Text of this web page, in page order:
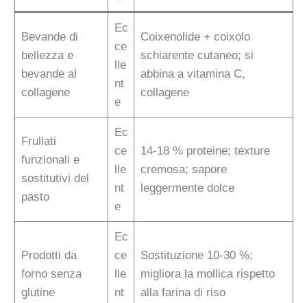
Bevande di
bellezza e
bevande al
collagene
Ec
ce
lle
nt
e
Coixenolide + coixolo
schiarente cutaneo; si
abbina a vitamina C,
collagene
Frullati
funzionali e
sostitutivi del
pasto
Ec
ce
lle
nt
e
14-18 % proteine; texture
cremosa; sapore
leggermente dolce
Prodotti da
forno senza
glutine
Ec
ce
lle
nt
Sostituzione 10-30 %;
migliora la mollica rispetto
alla farina di riso